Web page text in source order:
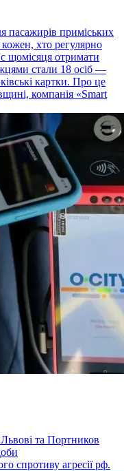
пасажирів приміських
хто регулярно
щомісяця отримати
стали 18 осіб —
картки. Про це
компанія «Smart
та Портников
спротиву агресії рф.